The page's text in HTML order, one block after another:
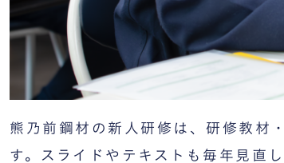
熊乃前鋼材の新人研修は、研修教材
す。スライドやテキストも毎年見直